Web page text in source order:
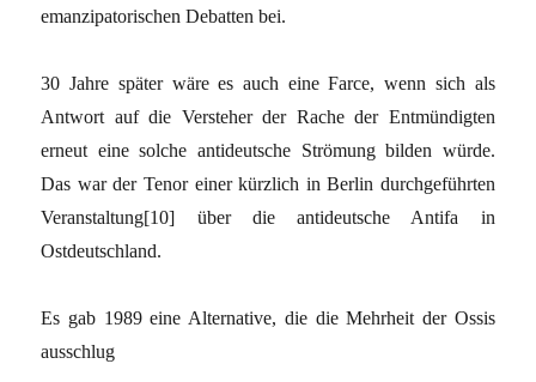
emanzipatorischen Debatten bei.
30 Jahre später wäre es auch eine Farce, wenn sich als
Antwort auf die Versteher der Rache der Entmündigten
erneut eine solche antideutsche Strömung bilden würde.
Das war der Tenor einer kürzlich in Berlin durchgeführten
Veranstaltung[10] über die antideutsche Antifa in
Ostdeutschland.
Es gab 1989 eine Alternative, die die Mehrheit der Ossis
ausschlug